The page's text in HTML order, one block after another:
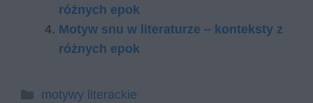
różnych epok
Motyw snu w literaturze – konteksty z
różnych epok
Kategorie
motywy literackie